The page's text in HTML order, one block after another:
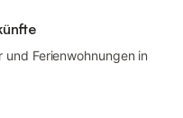
Ferienwohnungen in